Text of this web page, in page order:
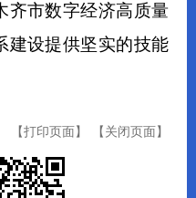
齐市数字经济高质量
建设提供坚实的技能
【打印页面】 【关闭页面】